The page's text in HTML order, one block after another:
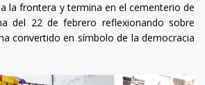
la frontera y termina en el cementerio de
del 22 de febrero reflexionando sobre
convertido en símbolo de la democracia